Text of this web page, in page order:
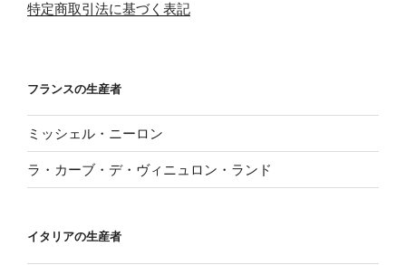
特定商取引法に基づく表記
フランスの生産者
ミッシェル・ニーロン
ラ・カーブ・デ・ヴィニュロン・ランド
イタリアの生産者